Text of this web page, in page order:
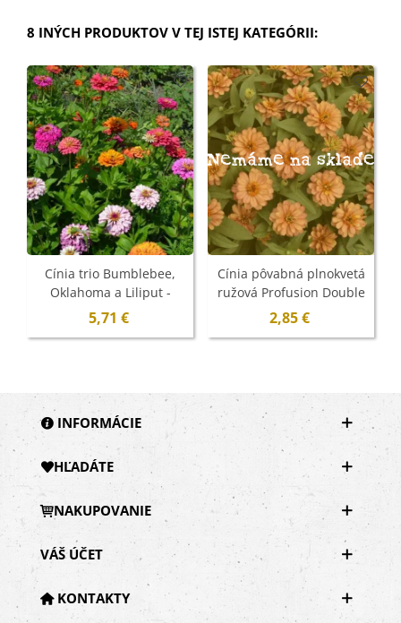
8 INÝCH PRODUKTOV V TEJ ISTEJ KATEGÓRII:
Cínia trio Bumblebee,
Oklahoma a Liliput -
výsevný pásik - 1 ks
5,71 €
Nemáme na sklade
Cínia pôvabná plnokvetá
ružová Profusion Double
Deep Salmon - Zinnia
elegans - semená - 15 ks
2,85 €
INFORMÁCIE
HĽADÁTE
NAKUPOVANIE
VÁŠ ÚČET
KONTAKTY